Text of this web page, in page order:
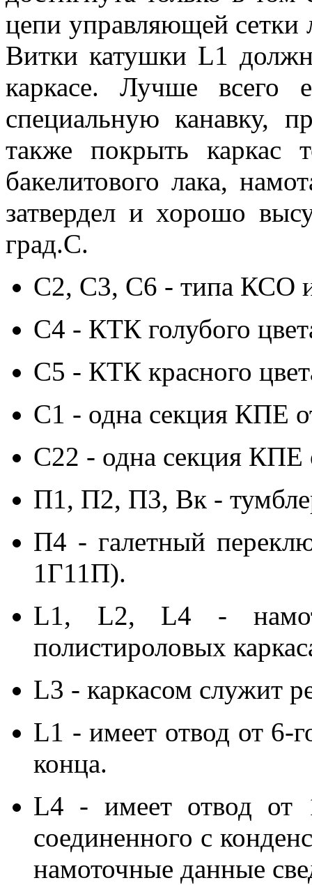
цепи управляющей
Витки катушки L1
каркасе. Лучше всего
специальную канавку,
также покрыть
бакелитового лака,
затвердел и хорошо
град.С.
С2, С3, С6 - типа КСО
С4 - КТК голубого
С5 - КТК красного
С1 - одна секция КПЕ
С22 - одна секция КПЕ
П1, П2, П3, Вк -
П4 - галетный
1Г11П).
L1, L2, L4 -
полистироловых
L3 - каркасом служит
L1 - имеет отвод от 6-
конца.
L4 - имеет отвод от
соединенного с
намоточные данные